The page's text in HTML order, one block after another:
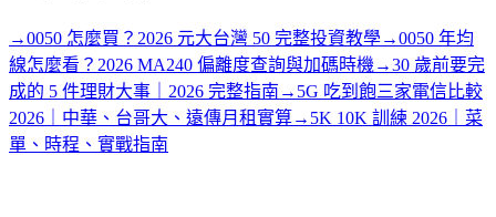
→0050 怎麼買？2026 元大台灣 50 完整投資教學→0050 年均
線怎麼看？2026 MA240 偏離度查詢與加碼時機 →30 歲前要完
成的 5 件理財大事｜2026 完整指南 → 5G 吃到飽三家電信比較
2026｜中華、台哥大、遠傳月租實算→ 5K 10K 訓練 2026｜菜
單、時程、實戰指南